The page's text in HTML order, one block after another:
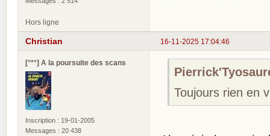
Hors ligne
16-11-2025 17:04:46
Christian
[°*°] A la poursuite des scans
Inscription : 19-01-2005
Messages : 20 438
Toujours rien en